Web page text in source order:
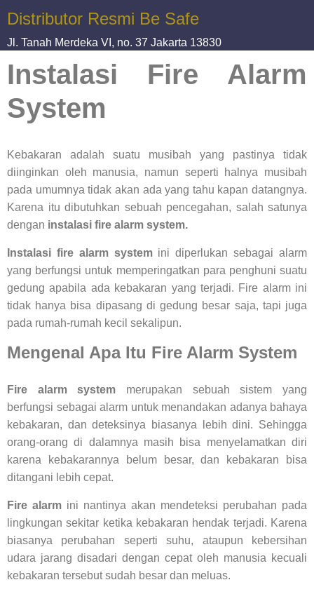
Distributor Resmi Be Safe
Jl. Tanah Merdeka VI, no. 37 Jakarta 13830
Instalasi Fire Alarm
System
Kebakaran adalah suatu musibah yang pastinya tidak
diinginkan oleh manusia, namun seperti halnya musibah
pada umumnya tidak akan ada yang tahu kapan datangnya.
Karena itu dibutuhkan sebuah pencegahan, salah satunya
dengan instalasi fire alarm system.
Instalasi fire alarm system ini diperlukan sebagai alarm
yang berfungsi untuk memperingatkan para penghuni suatu
gedung apabila ada kebakaran yang terjadi. Fire alarm ini
tidak hanya bisa dipasang di gedung besar saja, tapi juga
pada rumah-rumah kecil sekalipun.
Mengenal Apa Itu Fire Alarm System
Fire alarm system merupakan sebuah sistem yang
berfungsi sebagai alarm untuk menandakan adanya bahaya
kebakaran, dan deteksinya biasanya lebih dini. Sehingga
orang-orang di dalamnya masih bisa menyelamatkan diri
karena kebakarannya belum besar, dan kebakaran bisa
ditangani lebih cepat.
Fire alarm ini nantinya akan mendeteksi perubahan pada
lingkungan sekitar ketika kebakaran hendak terjadi. Karena
biasanya perubahan seperti suhu, ataupun kebersihan
udara jarang disadari dengan cepat oleh manusia kecuali
kebakaran tersebut sudah besar dan meluas.